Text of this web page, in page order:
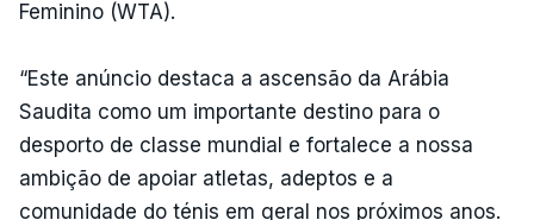
Feminino (WTA).
“Este anúncio destaca a ascensão da Arábia
Saudita como um importante destino para o
desporto de classe mundial e fortalece a nossa
ambição de apoiar atletas, adeptos e a
comunidade do ténis em geral nos próximos anos.